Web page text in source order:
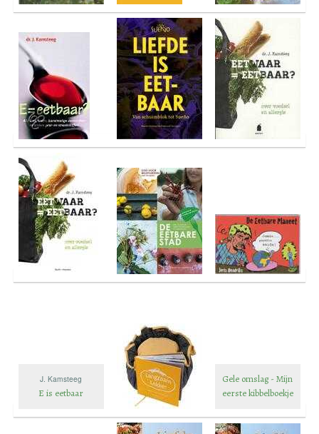
J. Kamsteeg
E is eetbaar
Gele omslag - Mijn
eerste kibbelboekje